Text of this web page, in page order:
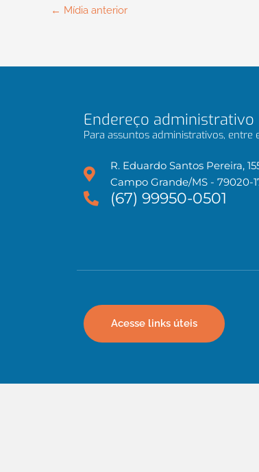
← Mídia anterior
Endereço administrativo
Para assuntos administrativos, entre
R. Eduardo Santos Pereira,
Campo Grande/MS - 79020-
(67) 99950-0501
Acesse links úteis